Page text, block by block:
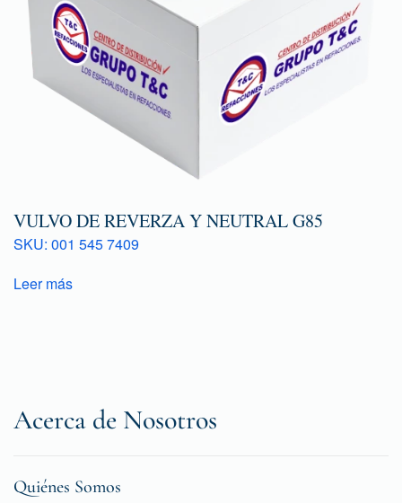
VULVO DE REVERZA Y NEUTRAL G85
SKU: 001 545 7409
Leer más
Acerca de Nosotros
Quiénes Somos